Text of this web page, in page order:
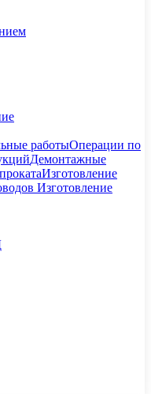
работыОперации по
Демонтажные
Изготовление
Изготовление